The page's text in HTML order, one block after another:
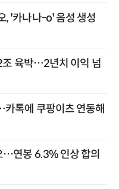
, '카나나-o' 음성 생성
조 육박…2년치 이익 넘
톡에 쿠팡이츠 연동해
…연봉 6.3% 인상 합의